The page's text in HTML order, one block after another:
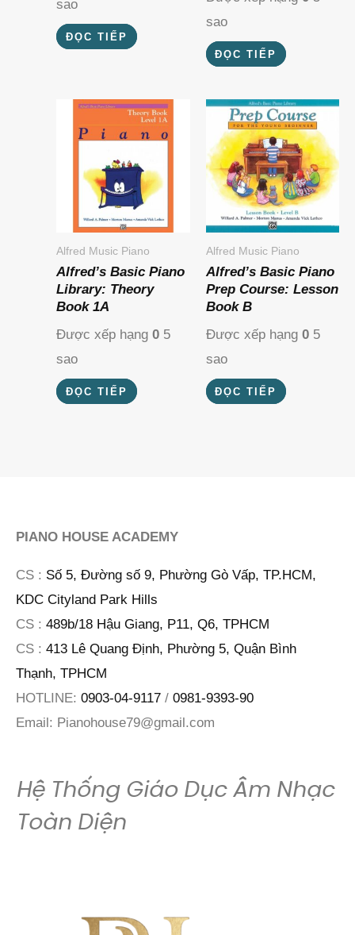
sao
ĐỌC TIẾP
sao
ĐỌC TIẾP
Alfred Music Piano
Alfred’s Basic Piano
Library: Theory
Book 1A
Được xếp hạng 0 5
sao
ĐỌC TIẾP
Alfred Music Piano
Alfred’s Basic Piano
Prep Course: Lesson
Book B
Được xếp hạng 05
sao
ĐỌC TIẾP
PIANO HOUSE ACADEMY
CS : Số 5, Đường số 9, Phường Gò Vấp, TP.HCM,
KDC Cityland Park Hills
CS : 489b/18 Hậu Giang, P11, Q6, TPHCM
CS : 413 Lê Quang Định, Phường 5, Quận Bình
Thạnh, TPHCM
HOTLINE: 0903-04-9117 / 0981-9393-90
Email: Pianohouse79@gmail.com
Hệ Thống Giáo Dục Âm Nhạc
Toàn Diện